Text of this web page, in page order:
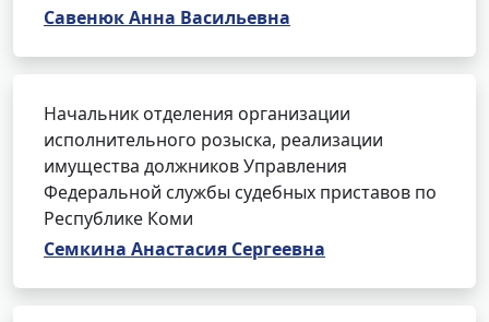
Савенюк Анна Васильевна
Начальник отделения организации
исполнительного розыска, реализации
имущества должников Управления
Федеральной службы судебных приставов по
Республике Коми
Семкина Анастасия Сергеевна